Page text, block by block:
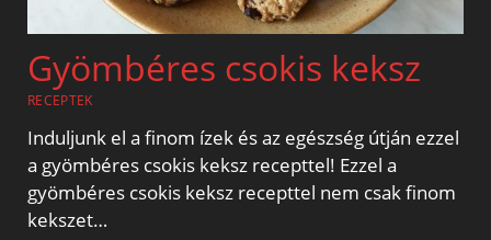
Gyömbéres csokis keksz
RECEPTEK
Induljunk el a finom ízek és az egészség útján ezzel
a gyömbéres csokis keksz recepttel! Ezzel a
gyömbéres csokis keksz recepttel nem csak finom
kekszet…